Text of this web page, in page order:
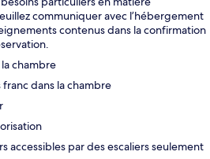
communiquer avec l’hébergement
contenus dans la confirmation
chambre
dans la chambre
accessibles par des escaliers seulement